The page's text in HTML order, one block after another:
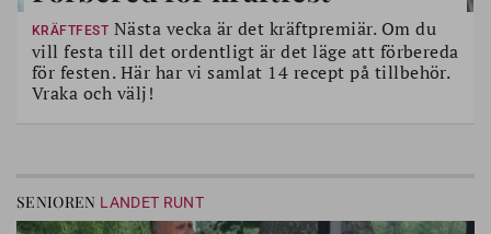
KRÄFTFEST Nästa vecka är det kräftpremiär. Om du
vill festa till det ordentligt är det läge att förbereda
för festen. Här har vi samlat 14 recept på tillbehör.
Vraka och välj!
SENIOREN LANDET RUNT